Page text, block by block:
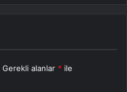
Gerekli alanlar * ile